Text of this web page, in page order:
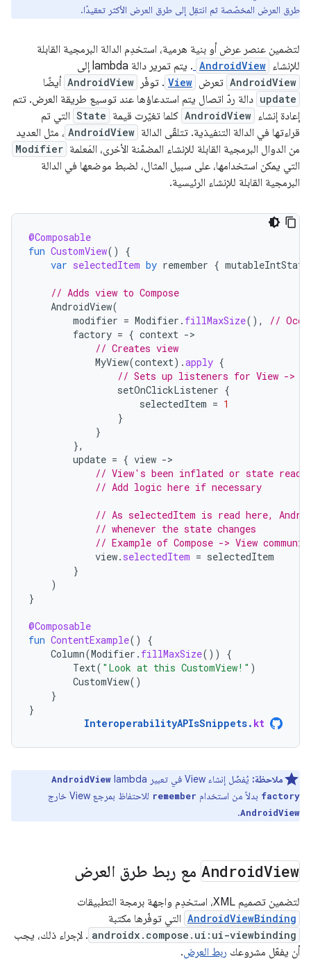
طرق العرض المخصّصة ثم انتقِل إلى طرق العرض الأكثر تعقيدًا.
لتضمين عنصر عرض أو بنية هرمية، استخدِم الدالة البرمجية القابلة
للإنشاء AndroidView . يتم تمرير دالة lambda إلى
AndroidView تعرض View . توفّر AndroidView أيضًا
update دالة ردّ اتصال يتم استدعاؤها عند توسيع طريقة العرض. تتم
إعادة إنشاء AndroidView كلما تغيّرت قيمة State التي تم
قراءتها في الدالة التنفيذية. تتلقّى الدالة AndroidView ، مثل العديد
من الدوال البرمجية القابلة للإنشاء المضمّنة الأخرى، المَعلمة Modifier
التي يمكن استخدامها، على سبيل المثال، لضبط موضعها في الدالة
البرمجية القابلة للإنشاء الرئيسية.
@Composable
fun CustomView()
{
var selectedItem by remember {
// Adds view to Compose
AndroidView(
modifier = Modifier . fillMaxSize(),
//
factory = { context -
// Creates view
MyView(context).apply {
// Sets up listeners for View ->
setOnClickListener {
selectedItem = 1
}
}
},
update = { view -
// View's been inflated or state read
// Add logic here if necessary
// As selectedItem is read here,
// whenever the state changes
// Example of Compose -> View
view. selectedItem = selectedItem
}
)
}
@Composable
fun ContentExample()
{
Column(Modifier . fillMaxSize())
{
Text( "Look at this CustomView!" )
CustomView()
}
}
InteroperabilityAPIsSnippets. kt
ملاحظة: يُفضّل إنشاء View في تعبير lambda
AndroidView
factory بدلاً من استخدام remember للاحتفاظ بمرجع View خارج
AndroidView
.
AndroidView مع ربط طرق العرض
لتضمين تصميم XML، استخدِم واجهة برمجة التطبيقات
AndroidViewBinding التي توفّرها مكتبة
androidx.compose.ui:ui-viewbinding . لإجراء ذلك، يجب
أن يفعّل مشروعك ربط العرض.